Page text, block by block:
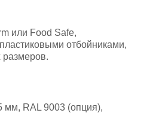
или Food Safe,
отбойниками,
размеров.
мм, RAL 9003 (опция),